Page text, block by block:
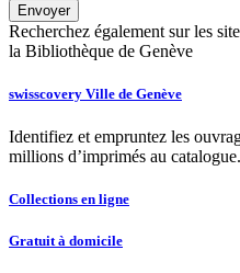
Recherchez également sur les
la Bibliothèque de Genève
swisscovery Ville de Genève
Identifiez et empruntez les
millions d’imprimés au catalogue.
Collections en ligne
Gratuit à domicile